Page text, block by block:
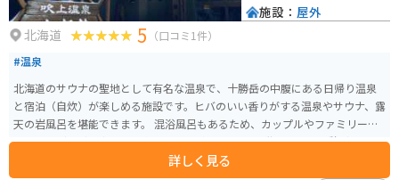
北海道 5 （口コミ1件）
#温泉
北海道のサウナの聖地として有名な温泉で、十勝岳の中腹にある日帰り温泉
と宿泊（自炊）が楽しめる施設です。ヒバのいい香りがする温泉やサウナ、露
天の岩風呂を堪能できます。 混浴風呂もあるため、カップルやファミリーで
訪れるなど、どの客層でも楽しむことができます。2階部分に、休憩どころ・
自販機（ドリンクや軽食）もあり、湯上り後もゆっくり休息をとれるのも魅
詳しく見る
施設： 屋外